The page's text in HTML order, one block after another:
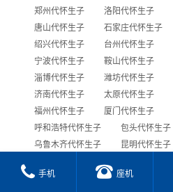
郑州代怀生子
洛阳代怀生子
唐山代怀生子
石家庄代怀生子
绍兴代怀生子
台州代怀生子
宁波代怀生子
鞍山代怀生子
淄博代怀生子
潍坊代怀生子
济南代怀生子
太原代怀生子
福州代怀生子
厦门代怀生子
呼和浩特代怀生子
包头代怀生子
乌鲁木齐代怀生子
昆明代怀生子
手机
座机